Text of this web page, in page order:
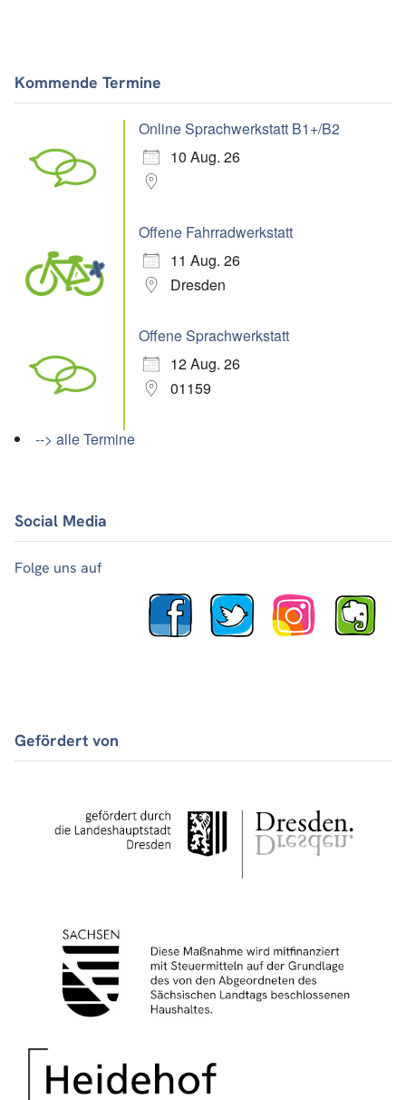
Kommende Termine
Online Sprachwerkstatt B1+/B2
10 Aug. 26
Offene Fahrradwerkstatt
11 Aug. 26
Dresden
Offene Sprachwerkstatt
12 Aug. 26
01159
--> alle Termine
Social Media
Folge uns auf
Gefördert von